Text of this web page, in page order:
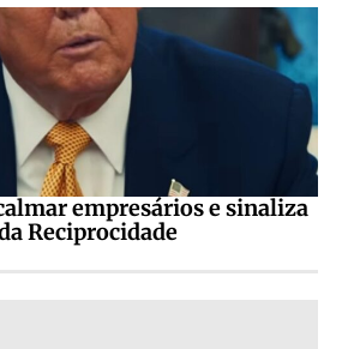
empresários e sinaliza
Reciprocidade